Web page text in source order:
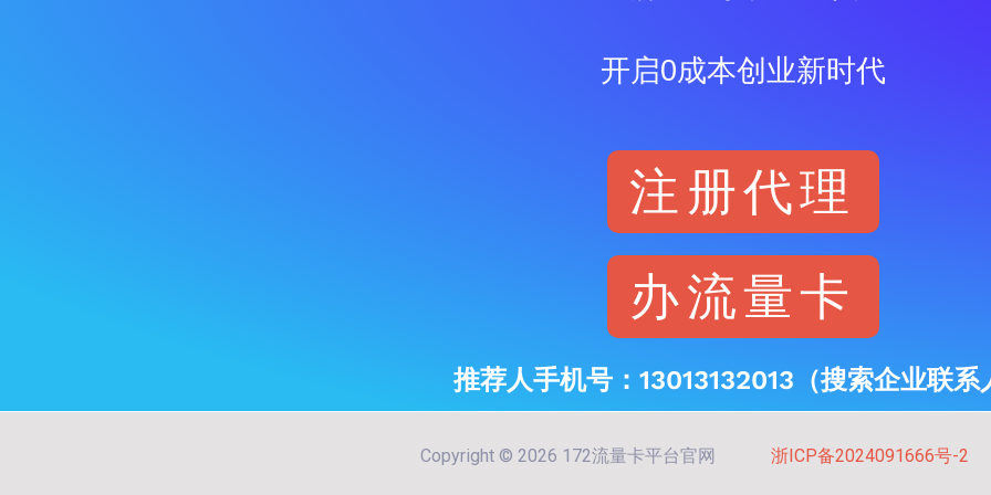
开启0成本创业新时代
注册代理
办流量卡
推荐人手机号：13013132013（搜索企业联系
Copyright © 2026 172流量卡平台官网 浙ICP备2024091666号-2